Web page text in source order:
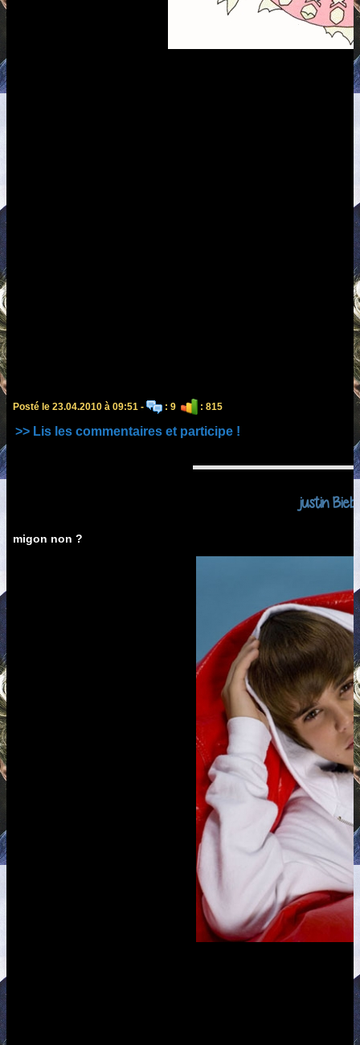
Posté le 23.04.2010 à 09:51 - : 9 : 815
>> Lis les commentaires et participe !
justin
migon non ?